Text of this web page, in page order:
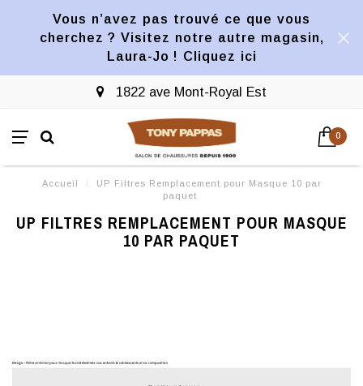
Vous n’avez pas trouvé ce que vous
cherchez ? Visitez notre autre magasin,
Laura-Jo ! Cliquez ici
1822 ave Mont-Royal Est
0
Accueil /
UP Filtres Remplacement pour Masque 10 par
paquet
UP FILTRES REMPLACEMENT POUR MASQUE
10 PAR PAQUET